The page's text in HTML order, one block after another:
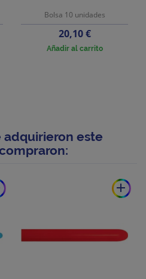
Bolsa 10 unidades
Precio
20,10 €
Añadir al carrito
adquirieron este
add